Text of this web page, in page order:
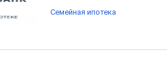
Семейная ипотека